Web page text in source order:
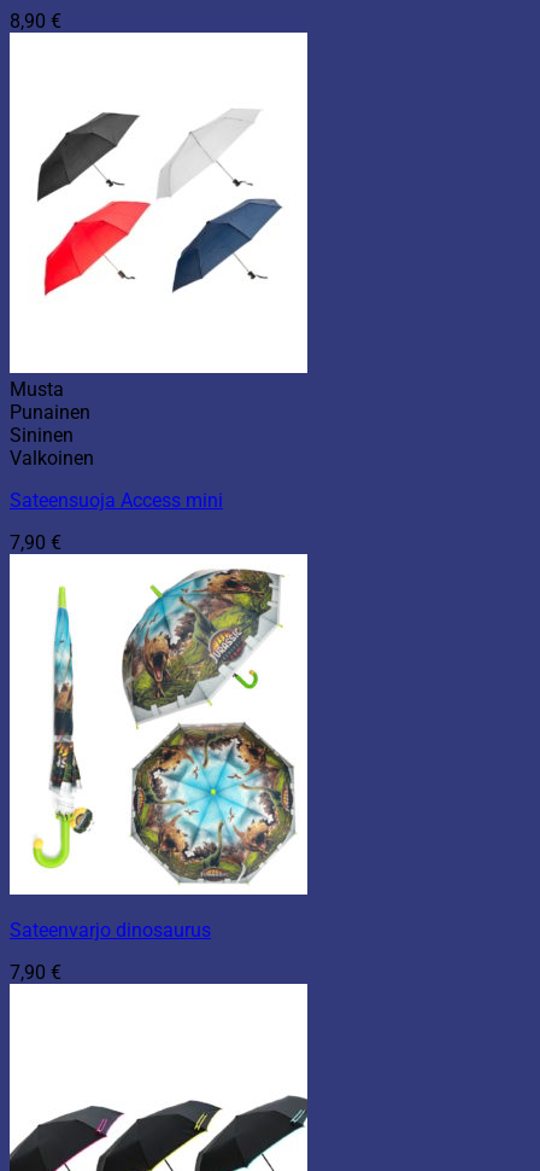
8,90 €
Musta
Punainen
Sininen
Valkoinen
Sateensuoja Access mini
7,90 €
Sateenvarjo dinosaurus
7,90 €